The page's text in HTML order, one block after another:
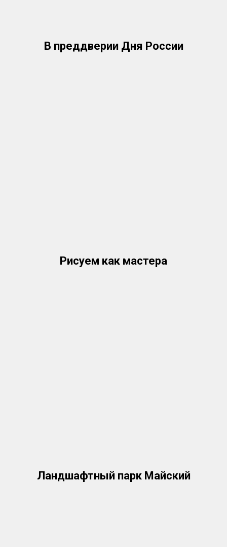
В преддверии Дня России
Рисуем как мастера
Ландшафтный парк Майский